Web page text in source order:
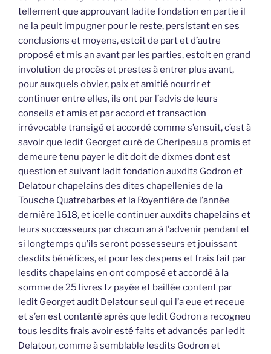
tellement que approuvant ladite fondation en partie il
ne la peult impugner pour le reste, persistant en ses
conclusions et moyens, estoit de part et d’autre
proposé et mis an avant par les parties, estoit en grand
involution de procès et prestes à entrer plus avant,
pour auxquels obvier, paix et amitié nourrir et
continuer entre elles, ils ont par l’advis de leurs
conseils et amis et par accord et transaction
irrévocable transigé et accordé comme s’ensuit, c’est à
savoir que ledit Georget curé de Cheripeau a promis et
demeure tenu payer le dit doit de dixmes dont est
question et suivant ladit fondation auxdits Godron et
Delatour chapelains des dites chapellenies de la
Tousche Quatrebarbes et la Royentière de l’année
dernière 1618, et icelle continuer auxdits chapelains et
leurs successeurs par chacun an à l’advenir pendant et
si longtemps qu’ils seront possesseurs et jouissant
desdits bénéfices, et pour les despens et frais fait par
lesdits chapelains en ont composé et accordé à la
somme de 25 livres tz payée et baillée content par
ledit Georget audit Delatour seul qui l’a eue et receue
et s’en est contanté après que ledit Godron a recogneu
tous lesdits frais avoir esté faits et advancés par ledit
Delatour, comme à semblable lesdits Godron et